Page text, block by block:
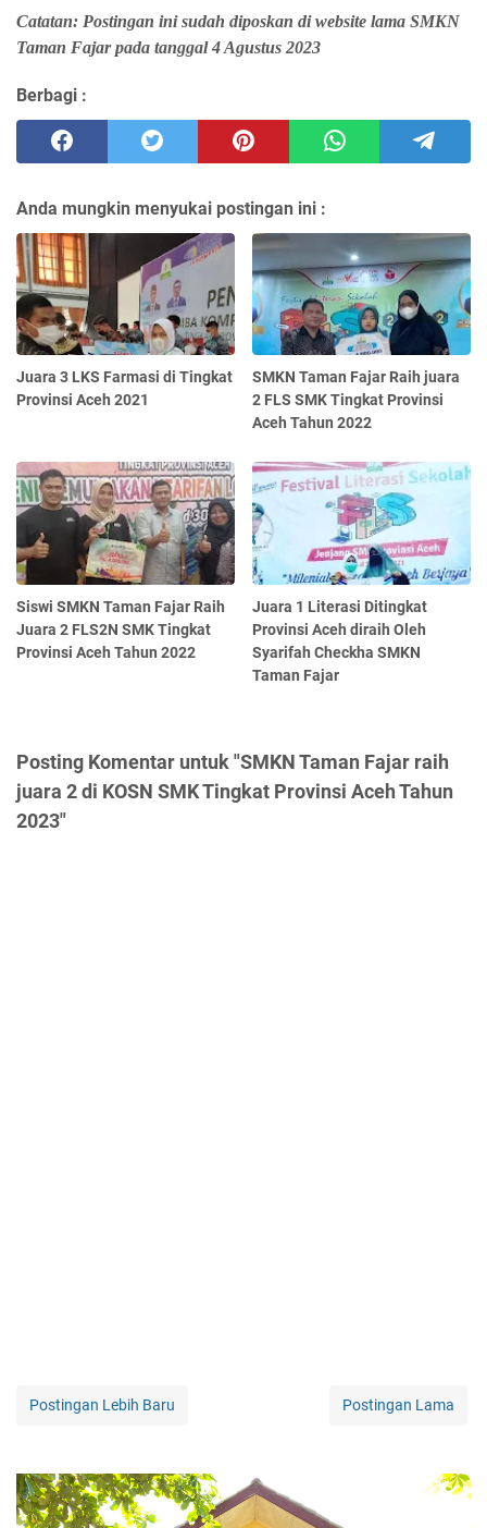
Catatan: Postingan ini sudah diposkan di website lama SMKN
Taman Fajar pada tanggal 4 Agustus 2023
Berbagi :
Anda mungkin menyukai postingan ini :
Juara 3 LKS Farmasi di Tingkat
Provinsi Aceh 2021
SMKN Taman Fajar Raih juara
2 FLS SMK Tingkat Provinsi
Aceh Tahun 2022
Siswi SMKN Taman Fajar Raih
Juara 2 FLS2N SMK Tingkat
Provinsi Aceh Tahun 2022
Juara 1 Literasi Ditingkat
Provinsi Aceh diraih Oleh
Syarifah Checkha SMKN
Taman Fajar
Posting Komentar untuk "SMKN Taman Fajar raih
juara 2 di KOSN SMK Tingkat Provinsi Aceh Tahun
2023"
Postingan Lebih Baru Postingan Lama